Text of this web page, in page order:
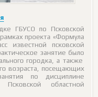
ГБУСО по Псковской
проекта «Формула
известной псковской
занятие было
городка, а также
возраста, посещающих
по дисциплине
Псковской областной